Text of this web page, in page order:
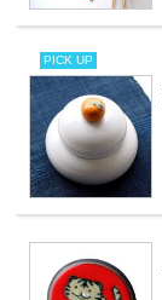
PICK UP